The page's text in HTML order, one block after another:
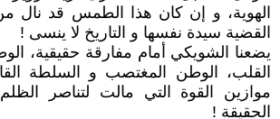
الهوية، و إن كان هذا الطمس قد نال
القضية سيدة نفسها و التاريخ لا ينسى !
يضعنا الشويكي أمام مفارقة حقيقية،
القلب، الوطن المغتصب و السلطة
موازين القوة التي مالت لتناصر
الحقيقة !